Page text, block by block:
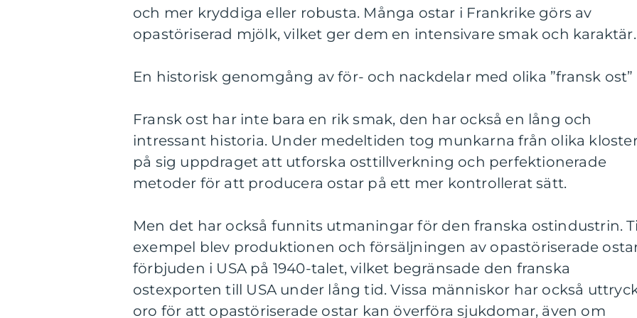
och mer kryddiga eller robusta. Många ostar i Frankrike görs av
opastöriserad mjölk, vilket ger dem en intensivare smak och karaktär.
En historisk genomgång av för- och nackdelar med olika ”fransk ost”
Fransk ost har inte bara en rik smak, den har också en lång och
intressant historia. Under medeltiden tog munkarna från olika
på sig uppdraget att utforska osttillverkning och perfektionerade
metoder för att producera ostar på ett mer kontrollerat sätt.
Men det har också funnits utmaningar för den franska ostindustrin.
exempel blev produktionen och försäljningen av opastöriserade
förbjuden i USA på 1940-talet, vilket begränsade den franska
ostexporten till USA under lång tid. Vissa människor har också
oro för att opastöriserade ostar kan överföra sjukdomar, även om